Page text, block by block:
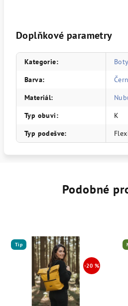
Doplňkové parametry
Kategorie:
Barva:
Materiál:
Typ obuvi:
K
Typ podešve:
Podobné
Tip